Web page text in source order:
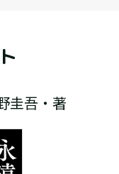
圭吾・著